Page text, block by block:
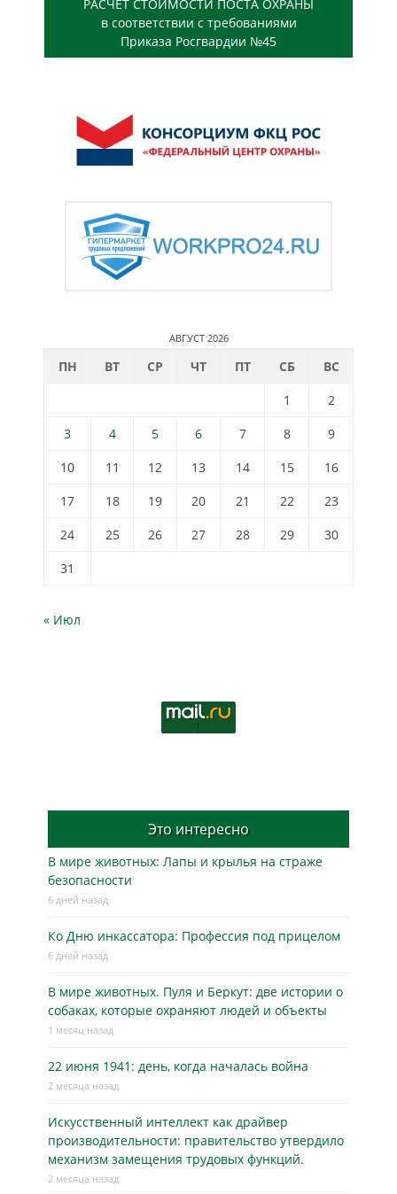
РАСЧЕТ СТОИМОСТИ ПОСТА ОХРАНЫ
в соответствии с требованиями
Приказа Росгвардии №45
АВГУСТ 2026
ПН ВТ СР ЧТ ПТ СБ
ВС
1
2
3
4 5 6 7 8
9
10
11 12 13 14 15
16
17
18 19 20 21 22
23
24
25 26 27 28 29
30
31
« Июл
Это интересно
В мире животных: Лапы и крылья на страже
безопасности
6 дней назад
Ко Дню инкассатора: Профессия под прицелом
6 дней назад
В мире животных. Пуля и Беркут: две истории о
собаках, которые охраняют людей и объекты
1 месяц назад
22 июня 1941: день, когда началась война
2 месяца назад
Искусственный интеллект как драйвер
производительности: правительство утвердило
механизм замещения трудовых функций.
2 месяца назад